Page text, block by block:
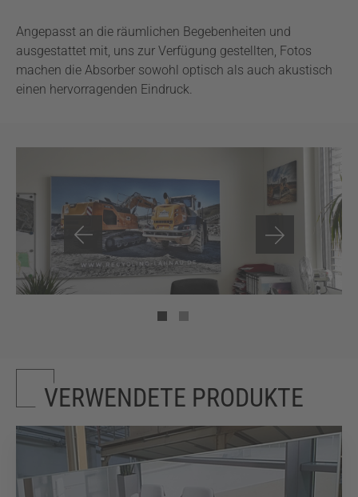
Angepasst an die räumlichen Begebenheiten und
ausgestattet mit, uns zur Verfügung gestellten, Fotos
machen die Absorber sowohl optisch als auch akustisch
einen hervorragenden Eindruck.
VERWENDETE PRODUKTE